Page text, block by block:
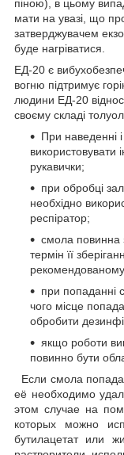
піною), в цьому
мати на увазі, що
затверджувачем
буде нагріватися.
ЕД-20 є
вогню підтримує
людини ЕД-20
своєму складі
При наведенні
використовувати
рукавички;
при обробці
необхідно
респіратор;
смола повинна
термін її
при попаданні
чого місце
обробити
якщо роботи
повинно бути
Если смола
её необходимо
этом случае на
которых можно
бутилацетат или